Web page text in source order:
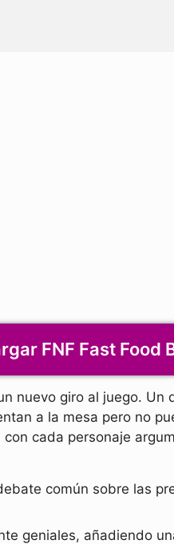
FNF Fast Food
nuevo giro al juego. Un
a la mesa pero no
cada personaje
común sobre las
geniales, añadiendo